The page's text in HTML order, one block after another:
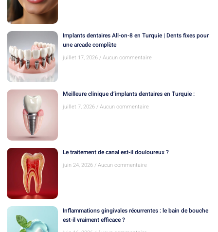
Implants dentaires All-on-8 en Turquie | Dents fixes pour
une arcade complète
juillet 17, 2026 Aucun commentaire
Meilleure clinique d’implants dentaires en Turquie :
juillet 7, 2026 Aucun commentaire
Le traitement de canal est-il douloureux ?
juin 24, 2026 Aucun commentaire
Inflammations gingivales récurrentes : le bain de bouche
est-il vraiment efficace ?